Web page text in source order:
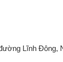
Lĩnh Đông,